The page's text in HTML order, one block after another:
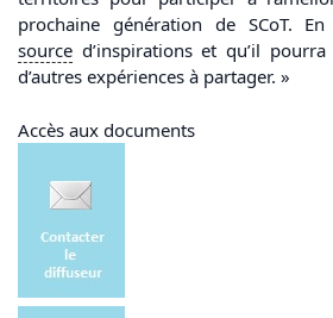
prochaine génération de SCoT.
source d’inspirations et qu’il
d’autres expériences à partager. »
Accès aux documents